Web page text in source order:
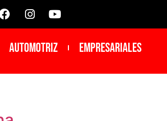
Automotriz Empresariales